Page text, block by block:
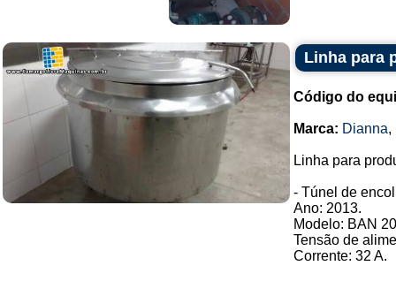
Linha para
Código do
Marca: Dianna,
Linha para
- Túnel de
Ano: 2013.
Modelo: BAN
Tensão de
Corrente: 32 A.